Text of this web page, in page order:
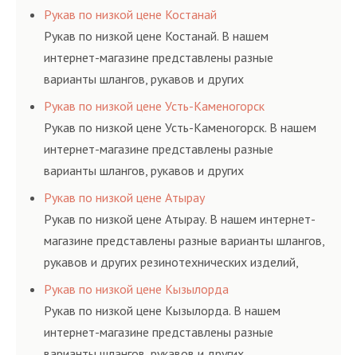
соответствующих ГОСТам, техническим условиям
и нормативам.
Рукав по низкой цене Костанай
Рукав по низкой цене Костанай. В нашем
интернет-магазине представлены разные
варианты шлангов, рукавов и других
резинотехнических изделий, соответствующих
ГОСТам, техническим условиям и нормативам.
Рукав по низкой цене Усть-Каменогорск
Рукав по низкой цене Усть-Каменогорск. В нашем
интернет-магазине представлены разные
варианты шлангов, рукавов и других
резинотехнических изделий, соответствующих
ГОСТам, техническим условиям и нормативам.
Рукав по низкой цене Атырау
Рукав по низкой цене Атырау. В нашем интернет-
магазине представлены разные варианты шлангов,
рукавов и других резинотехнических изделий,
соответствующих ГОСТам, техническим условиям
и нормативам.
Рукав по низкой цене Кызылорда
Рукав по низкой цене Кызылорда. В нашем
интернет-магазине представлены разные